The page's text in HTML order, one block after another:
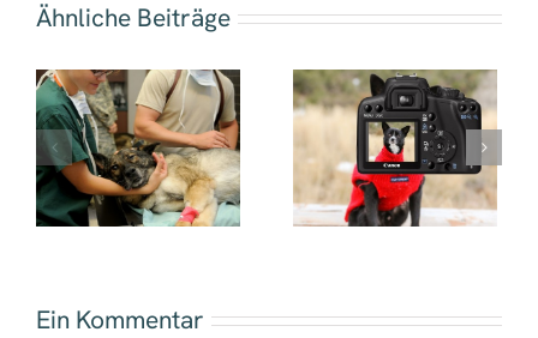
Ähnliche Beiträge
Hundefilmtrainer Tierarzt
Ein Kommentar